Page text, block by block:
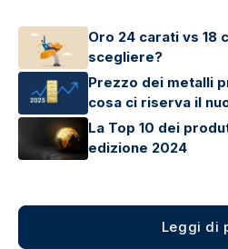
Oro 24 carati vs 18
scegliere?
Prezzo dei metalli
cosa ci riserva il
La Top 10 dei
edizione 2024
Leggi di